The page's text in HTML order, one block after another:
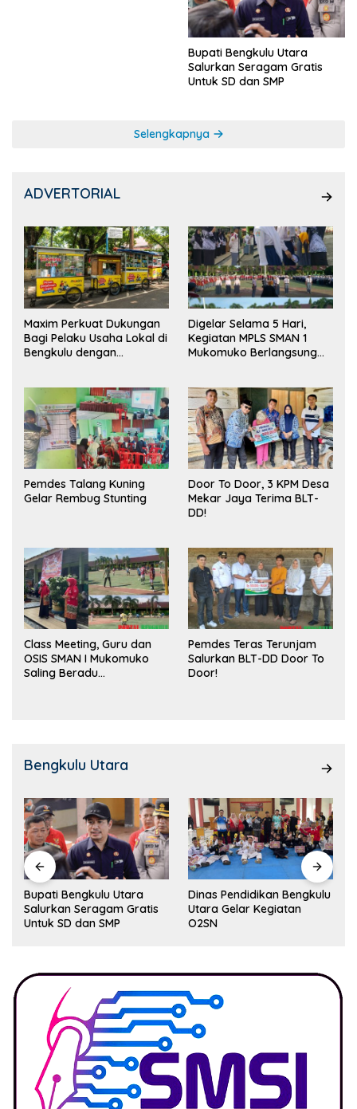
Bupati Bengkulu Utara
Salurkan Seragam Gratis
Untuk SD dan SMP
Selengkapnya
ADVERTORIAL
Maxim Perkuat Dukungan
Bagi Pelaku Usaha Lokal di
Bengkulu dengan
Pasar
Digelar Selama 5 Hari,
Kegiatan MPLS SMAN 1
Mukomuko Berlangsung
Pemdes Talang Kuning
Gelar Rembug Stunting
Door To Door, 3 KPM Desa
Mekar Jaya Terima BLT-
DD!
Class Meeting, Guru dan
OSIS SMAN I Mukomuko
Saling Beradu
Pemdes Teras Terunjam
Salurkan BLT-DD Door To
Door!
Bengkulu Utara
Dinas Pendidikan Bengkulu
Utara Gelar Kegiatan
O2SN
Salah Satu Unsur
Forkopimda BU Diduga
Kuat Kuasai Lahan Milik